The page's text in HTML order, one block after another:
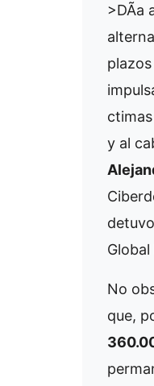
>DÃ­a
y al
Global
No
que,